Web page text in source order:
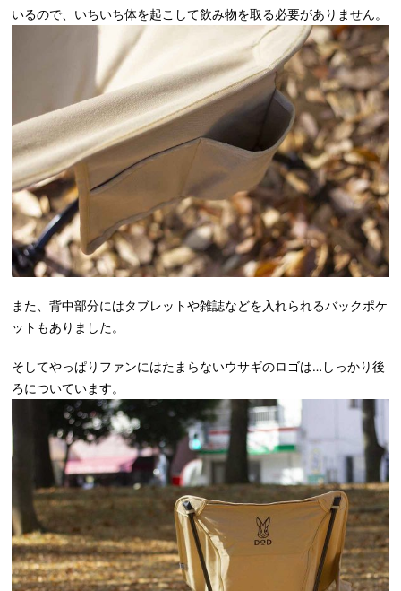
いるので、いちいち体を起こして飲み物を取る必要がありません。
また、背中部分にはタブレットや雑誌などを入れられるバックポケ
ットもありました。
そしてやっぱりファンにはたまらないウサギのロゴは…しっかり後
ろについています。